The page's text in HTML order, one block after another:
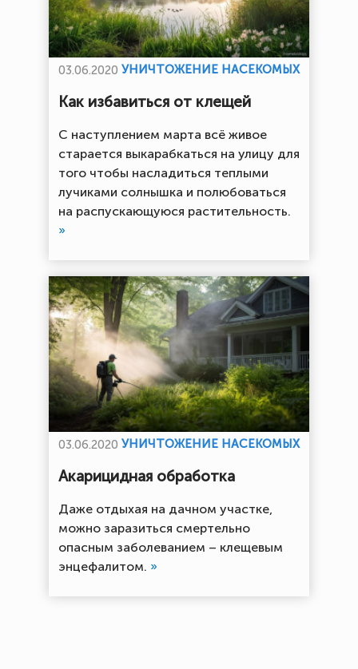
03.06.2020 УНИЧТОЖЕНИЕ НАСЕКОМЫХ
Как избавиться от клещей
С наступлением марта всё живое
старается выкарабкаться на улицу для
того чтобы насладиться теплыми
лучиками солнышка и полюбоваться
на распускающуюся растительность.
»
03.06.2020 УНИЧТОЖЕНИЕ НАСЕКОМЫХ
Акарицидная обработка
Даже отдыхая на дачном участке,
можно заразиться смертельно
опасным заболеванием – клещевым
энцефалитом. »